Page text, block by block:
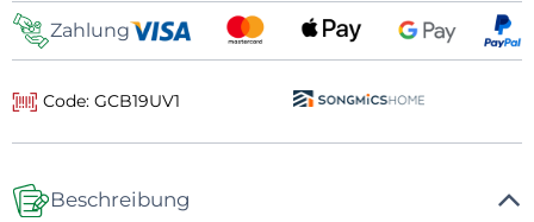
Zahlung
Code: GCB19UV1
Beschreibung